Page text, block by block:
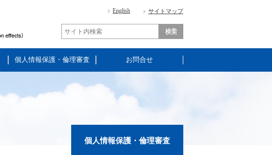
サイトマップ
English
個人情報保護・倫理審査 お問合せ
個人情報保護・倫理審査